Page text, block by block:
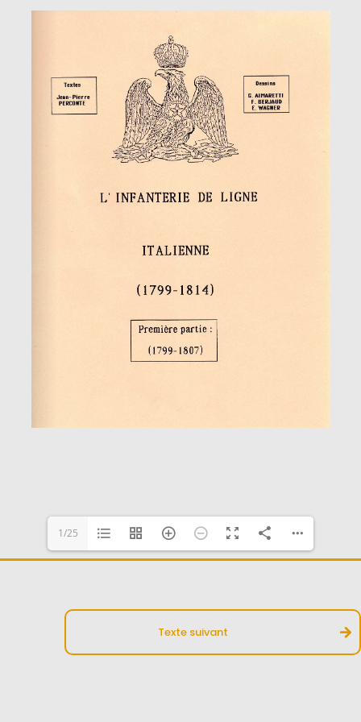
1/25
Texte suivant